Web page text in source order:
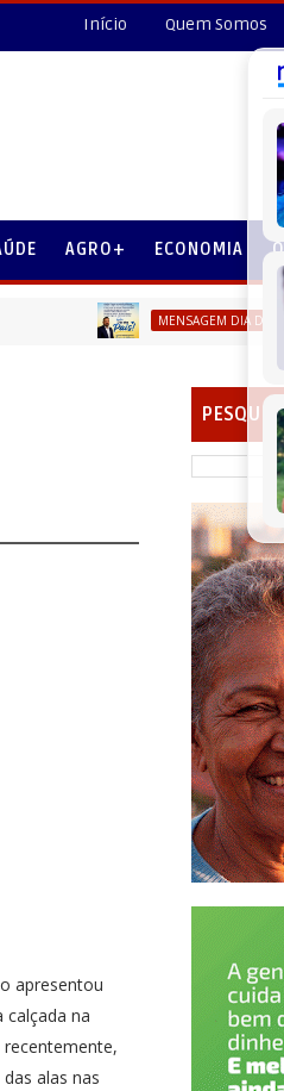
Início Quem Somos
AGRO+ ECONOMIA
MENSAGEM DIA DOS PAIS
apresentou
na
alas nas